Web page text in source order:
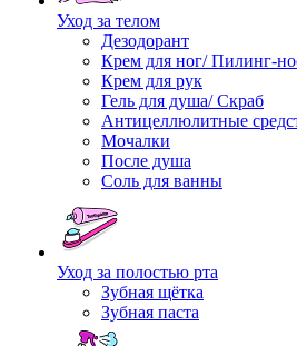
Уход за телом
Дезодорант
Крем для ног/ Пилинг-
Крем для рук
Гель для душа/ Скраб
Антицеллюлитные
Мочалки
После душа
Соль для ванны
Уход за полостью рта
Зубная щётка
Зубная паста